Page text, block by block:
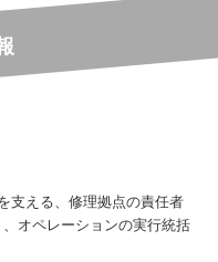
支える、修理拠点の責任者
オペレーションの実行統括